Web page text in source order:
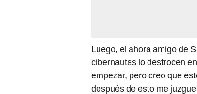
Luego, el ahora amigo de
cibernautas lo destrocen
empezar, pero creo que
después de esto me